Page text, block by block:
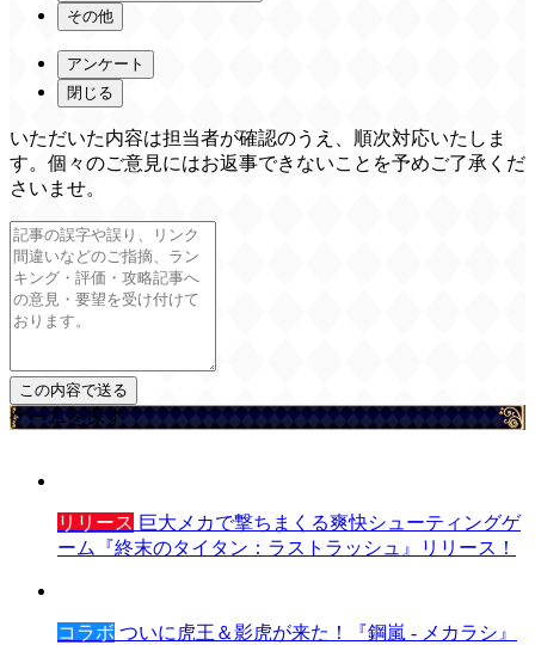
その他
アンケート
閉じる
いただいた内容は担当者が確認のうえ、順次対応いたしま
す。個々のご意見にはお返事できないことを予めご了承くだ
さいませ。
ゲームを探す
リリース 巨大メカで撃ちまくる爽快シューティングゲ
ーム『終末のタイタン：ラストラッシュ』リリース！
コラボ ついに虎王＆影虎が来た！『鋼嵐 - メカラシ』